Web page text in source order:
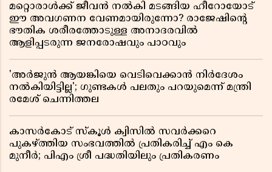
മറ്റൊരാൾക്ക് ജീവൻ നൽകി മടങ്ങിയ ഹീറോയോട്
ഈ അവഗണന വേണമായിരുന്നോ? രാജേഷിൻ്റെ
ഭൗതിക ശരീരത്തോടുള്ള അനാദരവിൽ
ആളിപ്പടരുന്ന ജനരോഷവും പാഠവും
'അർജുൻ ആയങ്കിയെ വെടിവെക്കാൻ നിർദേശം
നൽകിയിട്ടില്ല'; ഗുണ്ടകൾ പലതും പറയുമെന്ന് മന്ത്രി
രമേശ് ചെന്നിത്തല
കാസർകോട് സ്കൂൾ ക്വിസിൽ സവർക്കറെ
പുകഴ്ത്തിയ സംഭവത്തിൽ പ്രതികരിച്ച് എം കെ
മുനീർ; പിഎം ശ്രീ പദ്ധതിയിലും പ്രതികരണം